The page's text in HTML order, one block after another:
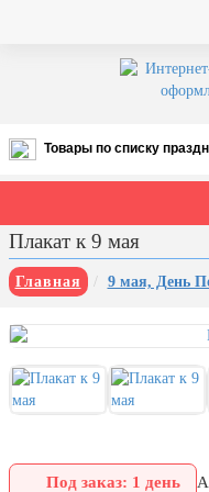
Товары по списку
Все праздники
августа)
12 августа, День ВВС
флага РФ
День шахтера (последнее
воскресенье августа)
3 сентября, День
борьбе с терроризмом
Плакат к 9 мая
Главная 9 мая, День
Под заказ: 1 день